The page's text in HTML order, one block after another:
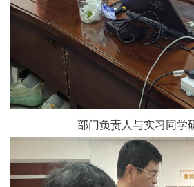
部门负责人与实习同学